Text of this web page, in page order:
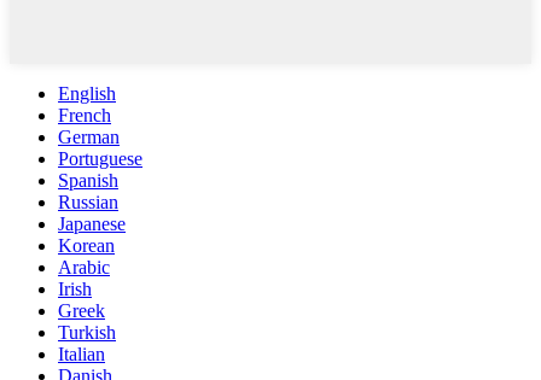
English
French
German
Portuguese
Spanish
Russian
Japanese
Korean
Arabic
Irish
Greek
Turkish
Italian
Danish